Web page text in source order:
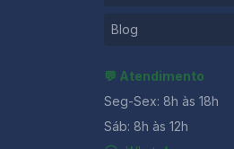
Blog
💬 Atendimento
Seg-Sex: 8h às 18h
Sáb: 8h às 12h